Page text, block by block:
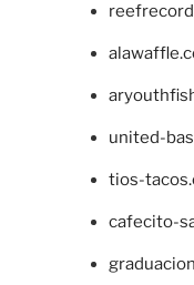
united-
tios-
cafecito-